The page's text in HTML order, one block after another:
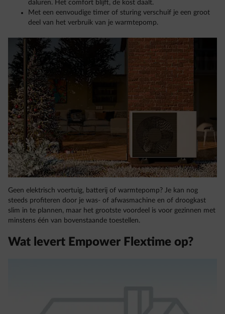
daluren. Het comfort blijft, de kost daalt.
Met een eenvoudige timer of sturing verschuif je een groot
deel van het verbruik van je warmtepomp.
Geen elektrisch voertuig, batterij of warmtepomp? Je kan nog
steeds profiteren door je was- of afwasmachine en of droogkast
slim in te plannen, maar het grootste voordeel is voor gezinnen met
minstens één van bovenstaande toestellen.
Wat levert Empower Flextime op?